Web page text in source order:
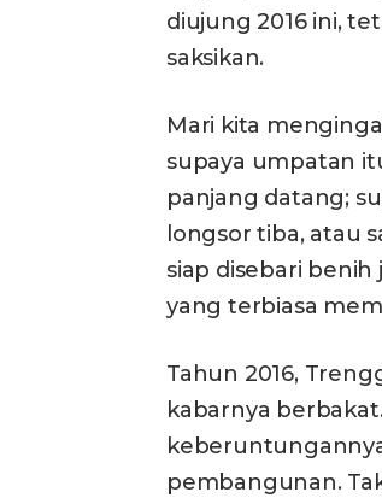
diujung 2016 ini,
saksikan.
Mari kita
supaya umpatan
panjang datang;
longsor tiba, atau
siap disebari
yang terbiasa
Tahun 2016,
kabarnya
pembangunan.